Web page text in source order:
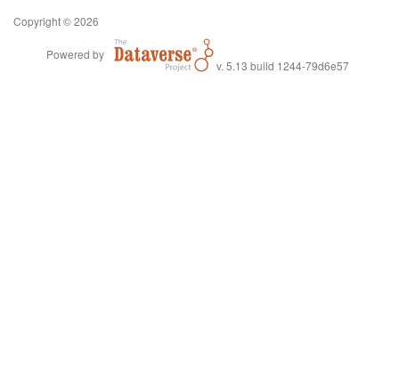
Copyright © 2026
Powered by
v. 5.13 build 1244-79d6e57